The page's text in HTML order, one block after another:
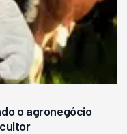
o agronegócio